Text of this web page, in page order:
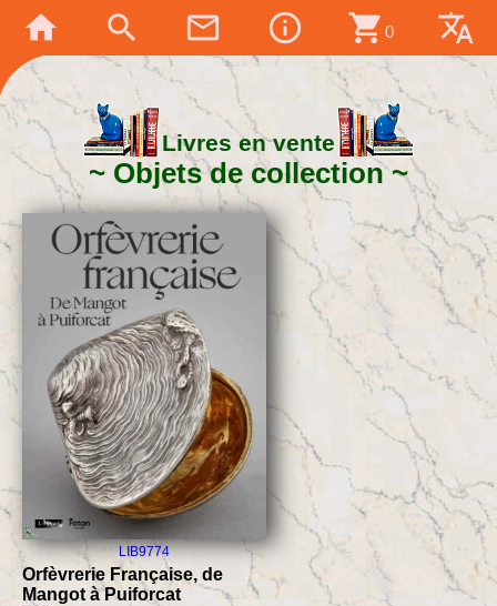
home search mail_outline info_outline shopping_cart 0 translate
Livres en vente
Objets de collection
LIB9774
Orfèvrerie Française, de
Mangot à Puiforcat